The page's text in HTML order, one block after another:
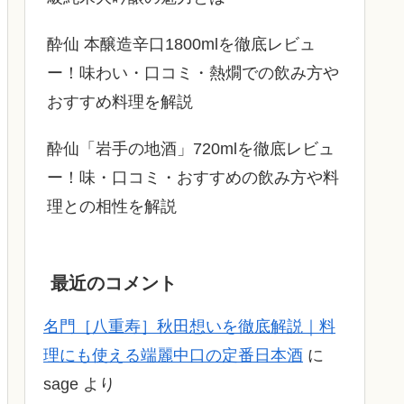
酔仙 本醸造辛口1800mlを徹底レビュ
ー！味わい・口コミ・熱燗での飲み方や
おすすめ料理を解説
酔仙「岩手の地酒」720mlを徹底レビュ
ー！味・口コミ・おすすめの飲み方や料
理との相性を解説
最近のコメント
名門［八重寿］秋田想いを徹底解説｜料
理にも使える端麗中口の定番日本酒 に
sage より